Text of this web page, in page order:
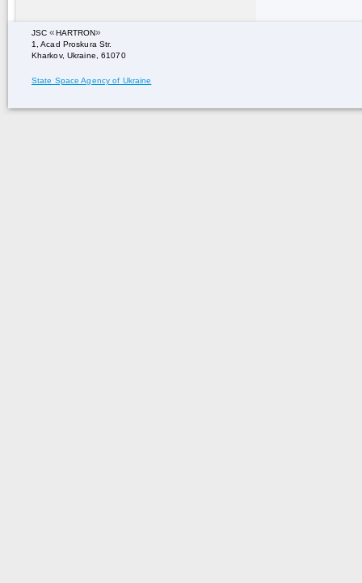
JSC«HARTRON»
1, Acad Proskura Str.
Kharkov, Ukraine, 61070
State Space Agency of Ukraine